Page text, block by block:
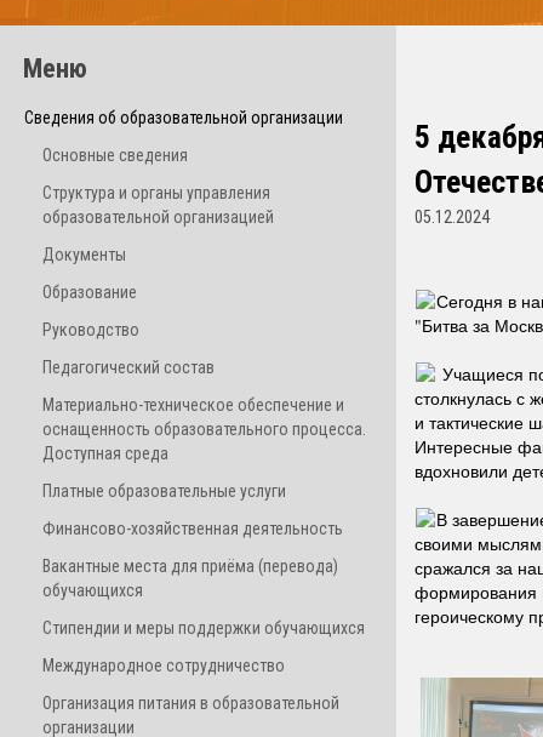
Меню
Сведения об образовательной организации
Основные сведения
Структура и органы управления
образовательной организацией
Документы
Образование
Руководство
Педагогический состав
Материально-техническое обеспечение и
оснащенность образовательного процесса.
Доступная среда
Платные образовательные услуги
Финансово-хозяйственная деятельность
Вакантные места для приёма (перевода)
обучающихся
Стипендии и меры поддержки обучающихся
Международное сотрудничество
Организация питания в образовательной
организации
5
05.12.2024
Сегодня в
"Битва за
Учащиеся
столкнулась с
и тактические
Интересные
вдохновили
В
своими
сражался за
формирования
героическому